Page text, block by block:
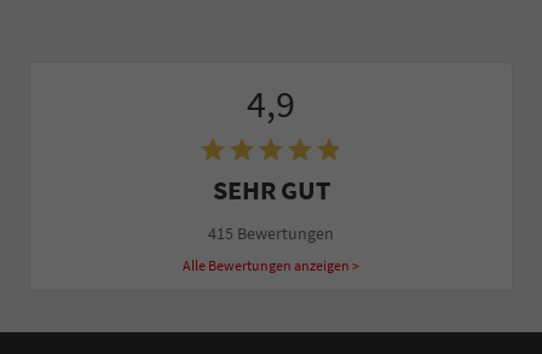
4,9
SEHR GUT
415 Bewertungen
Alle Bewertungen anzeigen >